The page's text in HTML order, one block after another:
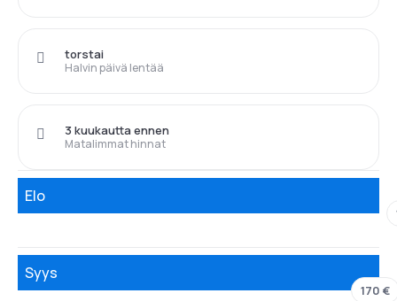
Halvin päivä lentää
torstai
Matalimmat hinnat
3 kuukautta ennen
Elo
Syys
170 €